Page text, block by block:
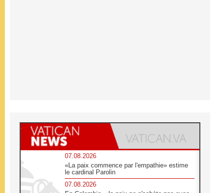
07.08.2026
«La paix commence par l'empathie» estime
le cardinal Parolin
07.08.2026